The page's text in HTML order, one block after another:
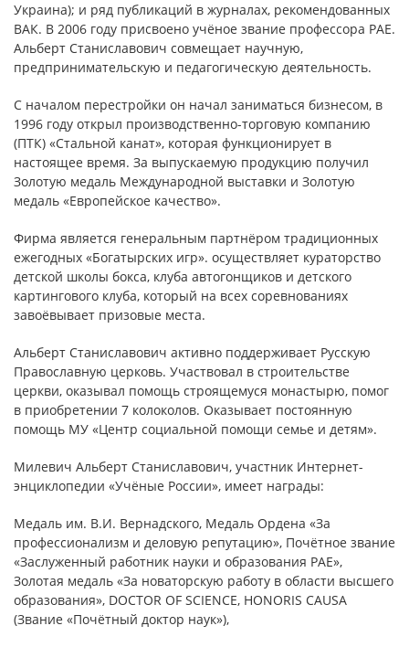
Украина); и ряд публикаций в журналах, рекомендованных
ВАК. В 2006 году присвоено учёное звание профессора РАЕ.
Альберт Станиславович совмещает научную,
предпринимательскую и педагогическую деятельность.
С началом перестройки он начал заниматься бизнесом, в
1996 году открыл производственно-торговую компанию
(ПТК) «Стальной канат», которая функционирует в
настоящее время. За выпускаемую продукцию получил
Золотую медаль Международной выставки и Золотую
медаль «Европейское качество».
Фирма является генеральным партнёром традиционных
ежегодных «Богатырских игр». осуществляет кураторство
детской школы бокса, клуба автогонщиков и детского
картингового клуба, который на всех соревнованиях
завоёвывает призовые места.
Альберт Станиславович активно поддерживает Русскую
Православную церковь. Участвовал в строительстве
церкви, оказывал помощь строящемуся монастырю, помог
в приобретении 7 колоколов. Оказывает постоянную
помощь МУ «Центр социальной помощи семье и детям».
Милевич Альберт Станиславович, участник Интернет-
энциклопедии «Учёные России», имеет награды:
Медаль им. В.И. Вернадского, Медаль Ордена «За
профессионализм и деловую репутацию», Почётное звание
«Заслуженный работник науки и образования РАЕ»,
Золотая медаль «За новаторскую работу в области высшего
образования», DOCTOR OF SCIENCE, HONORIS CAUSA
(Звание «Почётный доктор наук»),